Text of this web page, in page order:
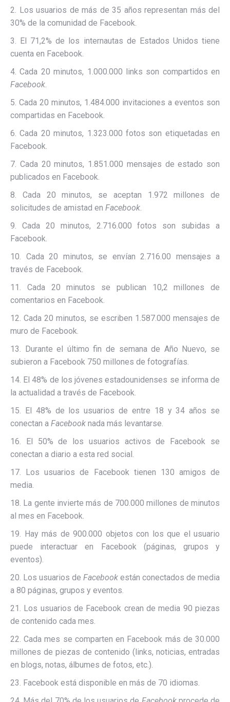
2. Los usuarios de más de 35 años representan más del
30% de la comunidad de Facebook.
3. El 71,2% de los internautas de Estados Unidos tiene
cuenta en Facebook.
4. Cada 20 minutos, 1.000.000 links son compartidos en
Facebook.
5. Cada 20 minutos, 1.484.000 invitaciones a eventos son
compartidas en Facebook.
6. Cada 20 minutos, 1.323.000 fotos son etiquetadas en
Facebook.
7. Cada 20 minutos, 1.851.000 mensajes de estado son
publicados en Facebook.
8. Cada 20 minutos, se aceptan 1.972 millones de
solicitudes de amistad en Facebook.
9. Cada 20 minutos, 2.716.000 fotos son subidas a
Facebook.
10. Cada 20 minutos, se envían 2.716.00 mensajes a
través de Facebook.
11. Cada 20 minutos se publican 10,2 millones de
comentarios en Facebook.
12. Cada 20 minutos, se escriben 1.587.000 mensajes de
muro de Facebook.
13. Durante el último fin de semana de Año Nuevo, se
subieron a Facebook 750 millones de fotografías.
14. El 48% de los jóvenes estadounidenses se informa de
la actualidad a través de Facebook.
15. El 48% de los usuarios de entre 18 y 34 años se
conectan a Facebook nada más levantarse.
16. El 50% de los usuarios activos de Facebook se
conectan a diario a esta red social.
17. Los usuarios de Facebook tienen 130 amigos de
media.
18. La gente invierte más de 700.000 millones de minutos
al mes en Facebook.
19. Hay más de 900.000 objetos con los que el usuario
puede interactuar en Facebook (páginas, grupos y
eventos).
20. Los usuarios de Facebook están conectados de media
a 80 páginas, grupos y eventos.
21. Los usuarios de Facebook crean de media 90 piezas
de contenido cada mes.
22. Cada mes se comparten en Facebook más de 30.000
millones de piezas de contenido (links, noticias, entradas
en blogs, notas, álbumes de fotos, etc.).
23. Facebook está disponible en más de 70 idiomas.